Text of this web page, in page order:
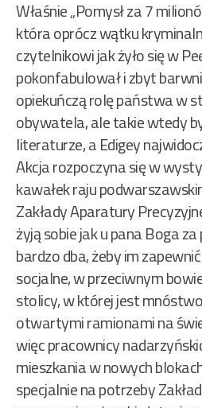
Właśnie „Pomysł za 7
która oprócz wątku
czytelnikowi jak żyło się w
pokonfabulował i zbyt
opiekuńczą rolę państwa w
obywatela, ale takie wtedy
literaturze, a Edigey
Akcja rozpoczyna się w
kawałek raju
Zakłady Aparatury
żyją sobie jak u pana Boga
bardzo dba, żeby im
socjalne, w przeciwnym
stolicy, w której jest
otwartymi ramionami na
więc pracownicy
mieszkania w nowych
specjalnie na potrzeby